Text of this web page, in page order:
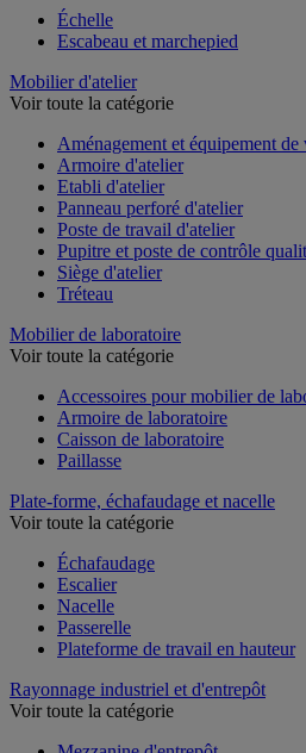
Échelle
Mobilier d'atelier
Aménagement et équipement de
Armoire d'atelier
Etabli d'atelier
Panneau perforé d'atelier
Poste de travail d'atelier
Pupitre et poste de contrôle qualité
Siège d'atelier
Mobilier de laboratoire
Accessoires pour mobilier de
Armoire de laboratoire
Caisson de laboratoire
Plate-forme, échafaudage et nacelle
Échafaudage
Escalier
Nacelle
Passerelle
Rayonnage industriel et d'entrepôt